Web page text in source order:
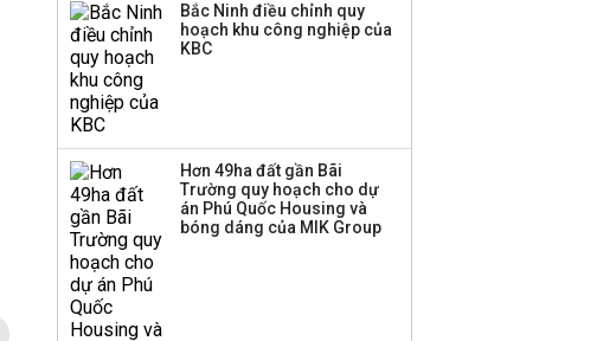
Bắc Ninh điều chỉnh quy
hoạch khu công nghiệp của
KBC
Hơn 49ha đất gần Bãi
Trường quy hoạch cho dự
án Phú Quốc Housing và
bóng dáng của MIK Group